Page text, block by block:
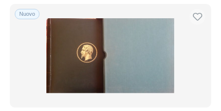
Materiale, libri & Software
Album & Raccoglitori
Raccoglitori con Fogli d'album
Asta con offerte
Aste senza offerte
Casa d'aste
Venduti
Tutte le durate
Nuovo